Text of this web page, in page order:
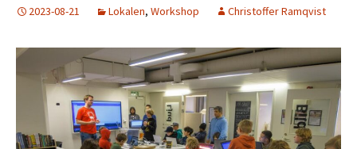
2023-08-21 Lokalen, Workshop Christoffer Ramqvist